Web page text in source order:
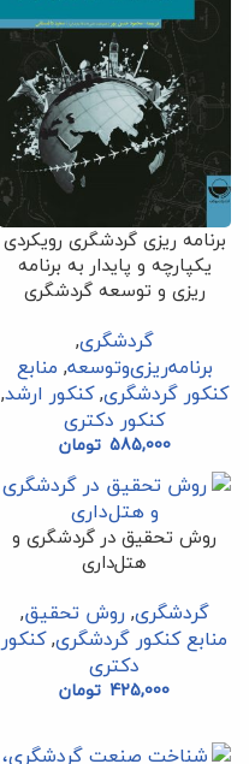
برنامه ریزی گردشگری رویکردی
یکپارچه و پایدار به برنامه
ریزی و توسعه گردشگری
گردشگری,
برنامه‌ریزی‌وتوسعه, منابع
کنکور گردشگری,کنکور ارشد,
کنکور دکتری
585,000 تومان
روش تحقیق در گردشگری و
هتل‌داری
گردشگری, روش تحقیق,
منابع کنکور گردشگری,کنکور
دکتری
425,000 تومان